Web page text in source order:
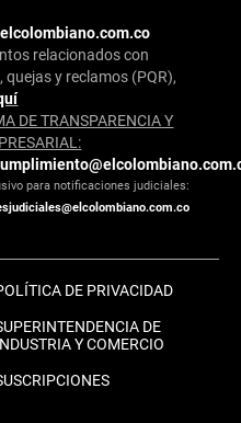
relacionados con
quejas y reclamos (PQR),
DE TRANSPARENCIA Y
para notificaciones judiciales:
DE PRIVACIDAD
DE
Y COMERCIO